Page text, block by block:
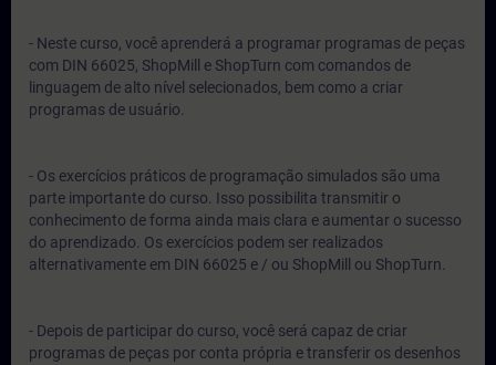
- Neste curso, você aprenderá a programar programas de peças
com DIN 66025, ShopMill e ShopTurn com comandos de
linguagem de alto nível selecionados, bem como a criar
programas de usuário.
- Os exercícios práticos de programação simulados são uma
parte importante do curso. Isso possibilita transmitir o
conhecimento de forma ainda mais clara e aumentar o sucesso
do aprendizado. Os exercícios podem ser realizados
alternativamente em DIN 66025 e / ou ShopMill ou ShopTurn.
- Depois de participar do curso, você será capaz de criar
programas de peças por conta própria e transferir os desenhos